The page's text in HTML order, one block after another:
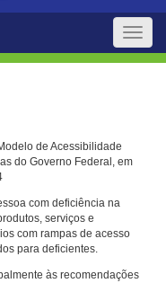
Toggle
de Acessibilidade
do Governo Federal, em
com deficiência na
serviços e
com rampas de acesso
para deficientes.
às recomendações